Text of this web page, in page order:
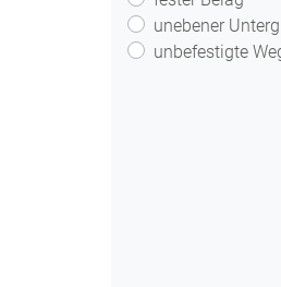
unebener
unbefestigte